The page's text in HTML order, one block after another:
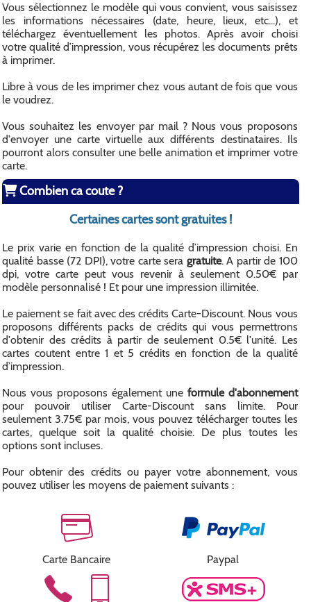
Vous sélectionnez le modèle qui vous convient, vous saisissez
les informations nécessaires (date, heure, lieux, etc...), et
téléchargez éventuellement les photos. Après avoir choisi
votre qualité d’impression, vous récupérez les documents prêts
à imprimer.
Libre à vous de les imprimer chez vous autant de fois que vous
le voudrez.
Vous souhaitez les envoyer par mail ? Nous vous proposons
d'envoyer une carte virtuelle aux différents destinataires. Ils
pourront alors consulter une belle animation et imprimer votre
carte.
Combien ca coute ?
Certaines cartes sont gratuites !
Le prix varie en fonction de la qualité d’impression choisi. En
qualité basse (72 DPI), votre carte sera gratuite. A partir de 100
dpi, votre carte peut vous revenir à seulement 0.50€ par
modèle personnalisé ! Et pour une impression illimitée.
Le paiement se fait avec des crédits Carte-Discount. Nous vous
proposons différents packs de crédits qui vous permettrons
d'obtenir des crédits à partir de seulement 0.5€ l'unité. Les
cartes coutent entre 1 et 5 crédits en fonction de la qualité
d’impression.
Nous vous proposons également uneformule d'abonnement
pour pouvoir utiliser Carte-Discount sans limite. Pour
seulement 3.75€ par mois, vous pouvez télécharger toutes les
cartes, quelque soit la qualité choisie. De plus toutes les
options sont incluses.
Pour obtenir des crédits ou payer votre abonnement, vous
pouvez utiliser les moyens de paiement suivants :
Carte Bancaire Paypal